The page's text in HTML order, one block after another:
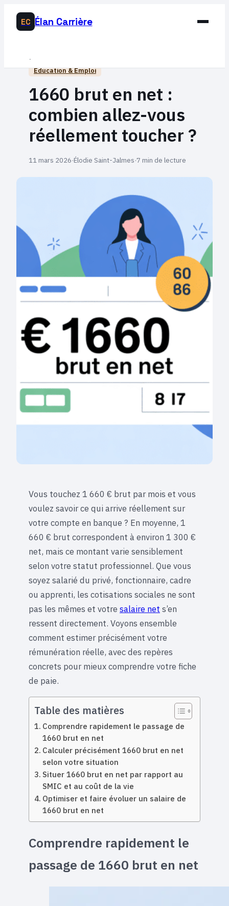
EC Élan Carrière
Business
Éducation & Emploi
Éducation & Emploi
1660 brut en net :
combien allez-vous
réellement toucher ?
11 mars 2026·Élodie Saint-Jalmes·7 min de lecture
Vous touchez 1 660 € brut par mois et vous
voulez savoir ce qui arrive réellement sur
votre compte en banque ? En moyenne, 1
660 € brut correspondent à environ 1 300 €
net, mais ce montant varie sensiblement
selon votre statut professionnel. Que vous
soyez salarié du privé, fonctionnaire, cadre
ou apprenti, les cotisations sociales ne sont
pas les mêmes et votre salaire net s’en
ressent directement. Voyons ensemble
comment estimer précisément votre
rémunération réelle, avec des repères
concrets pour mieux comprendre votre fiche
de paie.
Table des matières
Comprendre rapidement le passage de
1660 brut en net
Calculer précisément 1660 brut en net
selon votre situation
Situer 1660 brut en net par rapport au
SMIC et au coût de la vie
Optimiser et faire évoluer un salaire de
1660 brut en net
Comprendre rapidement le
passage de 1660 brut en net